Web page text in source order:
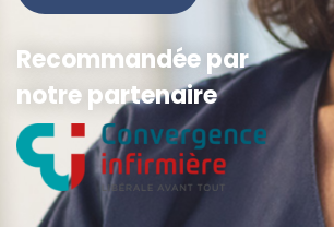
Recommandée par
notre partenaire